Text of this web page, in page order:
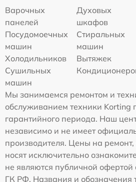
Варочных
панелей
Духовых
шкафов
Посудомоечных
машин
Стиральных
машин
Холодильников
Вытяжек
Сушильных
машин
Мы занимаемся ремонтом и
обслуживанием техники Korting
гарантийного периода. Наш
независимо и не имеет
производителя. Цены на
носят исключительно
не являются публичной офертой
ГК РФ. Названия и обозначения